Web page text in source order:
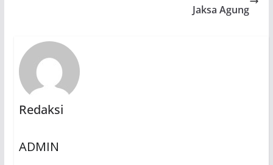
Jaksa Agung
Redaksi
ADMIN